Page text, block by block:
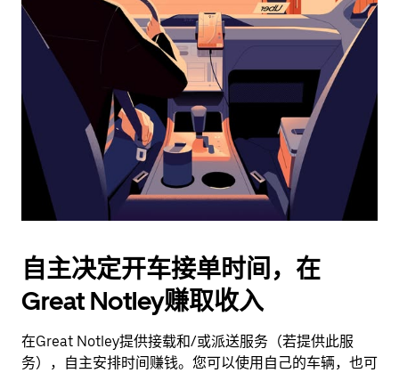
并
期。
按
退
闭
日
历。
自主决定开车接单时间，在
Great Notley赚取收入
在Great Notley提供接载和/或派送服务（若提供此服
务），自主安排时间赚钱。您可以使用自己的车辆，也可